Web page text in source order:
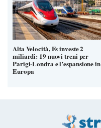
Alta Velocità, Fs investe 2
miliardi: 19 nuovi treni per
Parigi-Londra e l’espansione in
Europa